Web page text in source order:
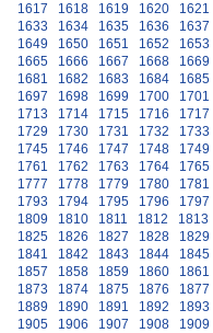
1617
1618 1619 1620 1621
1633
1634 1635 1636 1637
1649
1650 1651 1652 1653
1665
1666 1667 1668 1669
1681
1682 1683 1684 1685
1697
1698 1699 1700 1701
1713
1714 1715 1716 1717
1729
1730 1731 1732 1733
1745
1746 1747 1748 1749
1761
1762 1763 1764 1765
1777
1778 1779 1780 1781
1793
1794 1795 1796 1797
1809
1810 1811 1812 1813
1825
1826 1827 1828 1829
1841
1842 1843 1844 1845
1857
1858 1859 1860 1861
1873
1874 1875 1876 1877
1889
1890 1891 1892 1893
1905
1906 1907 1908 1909